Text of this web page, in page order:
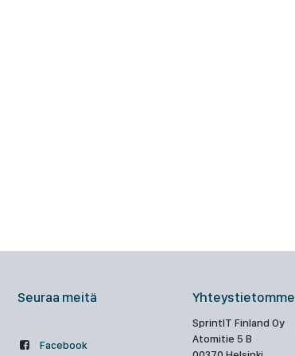
Seuraa meitä
Facebook
Yhteystietomme
SprintIT Finland Oy
Atomitie 5 B